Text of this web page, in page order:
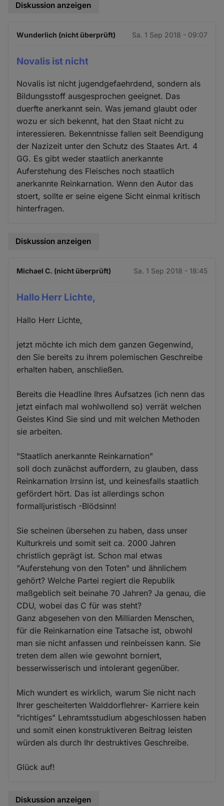
Diskussion anzeigen
Wunderlich (nicht überprüft) Sa. 1 Sep 2018 - 09:07
Novalis ist nicht
Novalis ist nicht jugendgefaehrdend, sondern als
Bildungsstoff ausgesprochen geeignet. Das
duerfte anerkannt sein. Was jemand glaubt oder
wozu er sich bekennt, hat den Staat nicht zu
interessieren. Bekenntnisse fallen seit Beendigung
der Nazizeit unter den Schutz des Staates Art. 4
GG. Es gibt weder staatlich anerkannte
Auferstehung des Fleisches noch staatlich
anerkannte Reinkarnation. Wenn den Autor das
stoert, sollte er seine eigene Sicht einmal kritisch
hinterfragen.
Diskussion anzeigen
Michael C. (nicht überprüft) Sa. 1 Sep 2018 - 18:45
Hallo Herr Lichte,
Hallo Herr Lichte,
jetzt möchte ich mich dem ganzen Gegenwind,
den Sie bereits zu ihrem polemischen Geschreibe
erhalten haben, anschließen.
Bereits die Headline Ihres Aufsatzes (ich nenn das
jetzt einfach mal wohlwollend so) verrät welchen
Geistes Kind Sie sind und mit welchen Methoden
sie arbeiten.
"Staatlich anerkannte Reinkarnation"
soll doch zunächst auffordern, zu glauben, dass
Reinkarnation Irrsinn ist, und keinesfalls staatlich
gefördert hört. Das ist allerdings schon
formalljuristisch -Blödsinn!
Sie scheinen übersehen zu haben, dass unser
Kulturkreis und somit seit ca. 2000 Jahren
christlich geprägt ist. Schon mal etwas
"Auferstehung von den Toten" und ähnlichem
gehört? Welche Partei regiert die Republik
maßgeblich seit beinahe 70 Jahren? Ja genau, die
CDU, wobei das C für was steht?
Ganz abgesehen von den Milliarden Menschen,
für die Reinkarnation eine Tatsache ist, obwohl
man sie nicht anfassen und reinbeissen kann. Sie
treten dem allen wie gewohnt borniert,
besserwisserisch und intolerant gegenüber.
Mich wundert es wirklich, warum Sie nicht nach
Ihrer gescheiterten Walddorflehrer- Karriere kein
"richtiges" Lehramtsstudium abgeschlossen haben
und somit einen konstruktiveren Beitrag leisten
würden als durch Ihr destruktives Geschreibe.
Glück auf!
Diskussion anzeigen